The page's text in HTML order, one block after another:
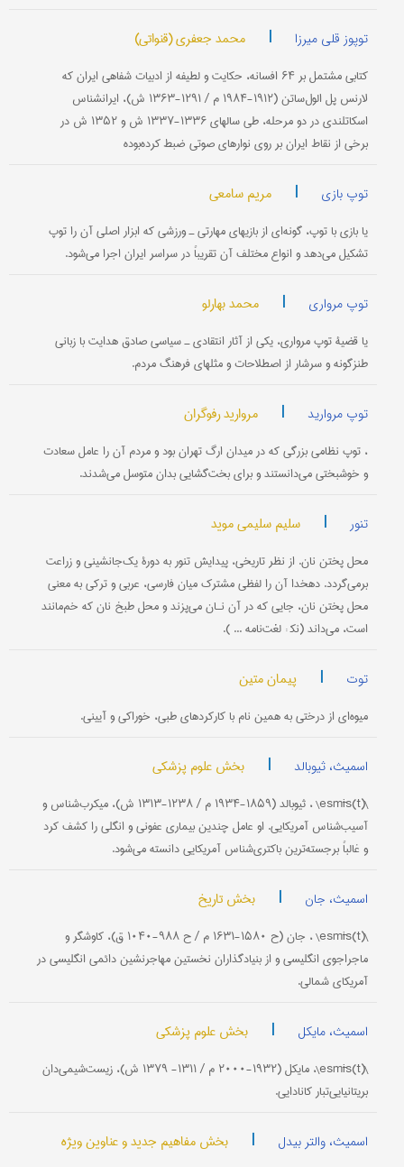
توپوز قلی میرزا | محمد جعفری (قنواتی)
کتابی مشتمل بر ۶۴ افسانه، حکایت و لطیفه از ادبیات شفاهی ایران که
لارنس پل الول‌ساتن (۱۹۱۲-۱۹۸۴ م / ۱۲۹۱-۱۳۶۳ ش)، ایران‎شناس
اسکاتلندی در دو مرحله، طی سالهای ۱۳۳۶-۱۳۳۷ ش و ۱۳۵۲ ش در
برخی از نقاط ایران بر روی نوارهای صوتی ضبط کرده‌بوده
توپ بازی | مریم سامعی
یا بازی با توپ، گونه‌ای از بازیهای مهارتی ‌ـ ورزشی که ابزار اصلی آن را توپ
تشکیل می‌دهد و انواع مختلف آن تقریباً در سراسر ایران اجرا می‌شود.
توپ مرواری | محمد بهارلو
یا قضیۀ توپ مرواری، یکی از آثار انتقادی ـ سیاسی صادق هدایت با زبانی
طنزگونه و سرشار از اصطلاحات و مثلهای فرهنگ مردم.
توپ مروارید | مروارید رفوگران
، توپ نظامی بزرگی که در میدان ارگ تهران بود و مردم آن را عامل سعادت
و خوشبختی می‌دانستند و برای بخت‌گشایی بدان متوسل می‌شدند.
تنور | سلیم سلیمی موید
محل پختن نان. از نظر تاریخی، پیدایش تنور به دورۀ یک‌جانشینی و زراعت
برمی‌گردد. دهخدا آن را لفظی مشترک میان فارسی، عربی و ترکی به معنی
محل پختن نان، جایی که در آن نـان می‌پزند و محل طبخ نان که خم‌مانند
است، می‌داند (نک‍ : لغت‌نامه ... ).
توت | پیمان متین
میوه‌ای از درختی به همین نام با کارکردهای طبی، خوراکی و آیینی.
اسمیث، ثیوبالد | بخش علوم پزشکی
\(esmīs(t\ ، ثیوبالد (۱۸۵۹-۱۹۳۴ م / ۱۲۳۸-۱۳۱۳ ش)، میکرب‌شناس و
آسیب‌شناس آمریکایی. او عامل چندین بیماری عفونی و انگلی را کشف کرد
و غالباً برجسته‌ترین باکتری‌شناس آمریکایی دانسته می‌شود.
اسمیث، جان | بخش تاریخ
\(esmīs(t\ ، جان (ح ۱۵۸۰-۱۶۳۱ م / ح ۹۸۸-۱۰۴۰ ق)، کاوشگر و
ماجراجوی انگلیسی و از بنیاد‌گذاران نخستین مهاجرنشین دائمی انگلیسی در
آمریکای شمالی.
اسمیث، مایکل | بخش علوم پزشکی
\(esmīs(t\، مایکل (۱۹۳۲-۲۰۰۰ م / ۱۳۱۱- ۱۳۷۹ ش)، زیست‌شیمی‌دان
بریتانیایی‌تبار کانادایی.
اسمیث، والتر بیدل | بخش مفاهیم جدید و عناوین ویژه